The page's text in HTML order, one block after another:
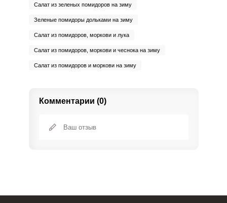
Салат из зеленых помидоров на зиму
Зеленые помидоры дольками на зиму
Салат из помидоров, моркови и лука
Салат из помидоров, моркови и чеснока на зиму
Салат из помидоров и моркови на зиму
Комментарии (0)